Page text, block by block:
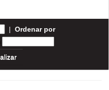
| Ordenar por